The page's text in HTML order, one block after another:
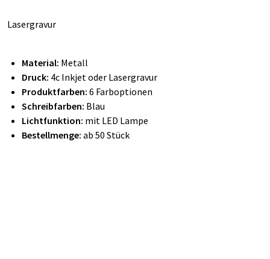
Material: Metall
Druck: 4c Inkjet oder Lasergravur
Produktfarben: 6 Farboptionen
Schreibfarben: Blau
Lichtfunktion: mit LED Lampe
Bestellmenge: ab 50 Stück
Lasergravur